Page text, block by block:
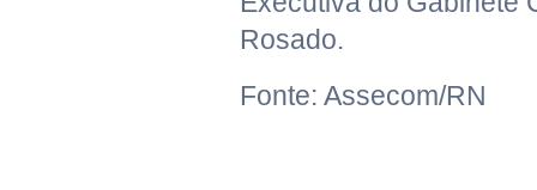
Rosado.
Fonte: Assecom/RN